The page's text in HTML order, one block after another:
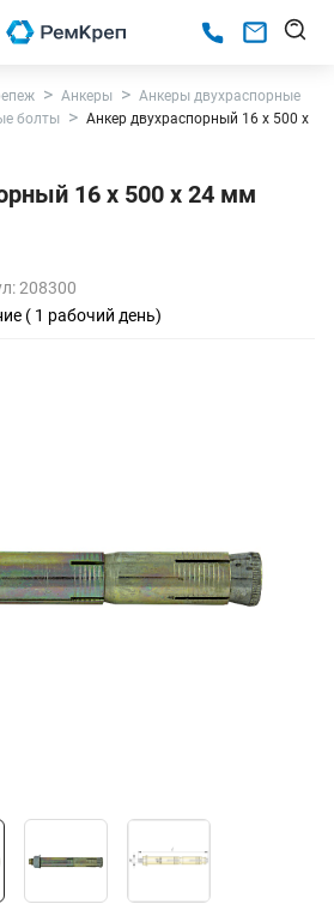
Анкеры
Анкеры двухраспорные
болты
Анкер двухраспорный 16 х 500 х
16 х 500 х 24 мм
208300
( 1 рабочий день)